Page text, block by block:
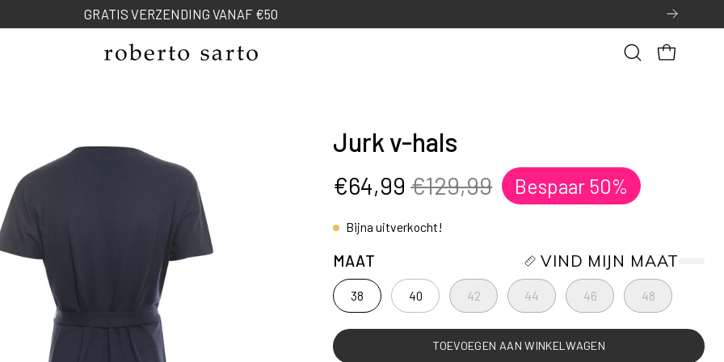
OpenOPEN
Jurk v-hals
€64,99 €129,99 Bespaar 50%
Bijna uitverkocht!
MAAT VIND MIJN MAAT
38 40 42 44 46 48
TOEVOEGEN AAN WINKELWAGEN